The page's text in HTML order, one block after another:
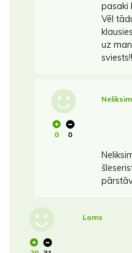
pasaki
Vēl
uz
0 0
Loms